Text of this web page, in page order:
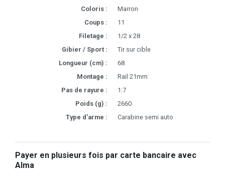
Coloris :
Marron
Coups :
11
Filetage :
1/2 x 28
Gibier / Sport :
Tir sur cible
Longueur (cm) :
68
Montage :
Rail 21mm
Pas de rayure :
1:7
Poids (g) :
2660
Type d'arme :
Carabine semi auto
Payer en plusieurs fois par carte bancaire avec
Alma